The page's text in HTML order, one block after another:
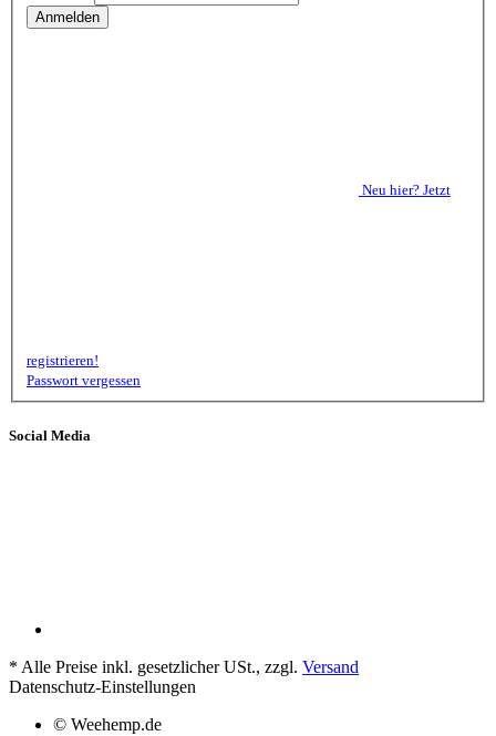
Neu hier? Jetzt
registrieren!
Passwort vergessen
Social Media
* Alle Preise inkl. gesetzlicher USt., zzgl. Versand
Datenschutz-Einstellungen
© Weehemp.de